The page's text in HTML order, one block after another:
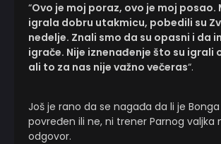
“Ovo je moj poraz, ovo je moj posao.
igrala dobru utakmicu, pobedili su
nedelje. Znali smo da su opasni i da
igrače. Nije iznenađenje što su igrali
ali to za nas nije važno večeras“.
Još je rano da se nagađa da li je
povređen ili ne, ni trener Parnog valjka
odgovor.